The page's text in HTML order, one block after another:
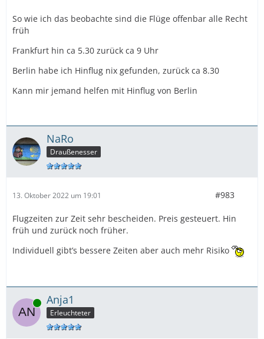
So wie ich das beobachte sind die Flüge offenbar alle Recht
früh
Frankfurt hin ca 5.30 zurück ca 9 Uhr
Berlin habe ich Hinflug nix gefunden, zurück ca 8.30
Kann mir jemand helfen mit Hinflug von Berlin
NaRo
Draußenesser
13. Oktober 2022 um 19:01 #983
Flugzeiten zur Zeit sehr bescheiden. Preis gesteuert. Hin
früh und zurück noch früher.
Individuell gibt’s bessere Zeiten aber auch mehr Risiko
Online Anja1
Erleuchteter